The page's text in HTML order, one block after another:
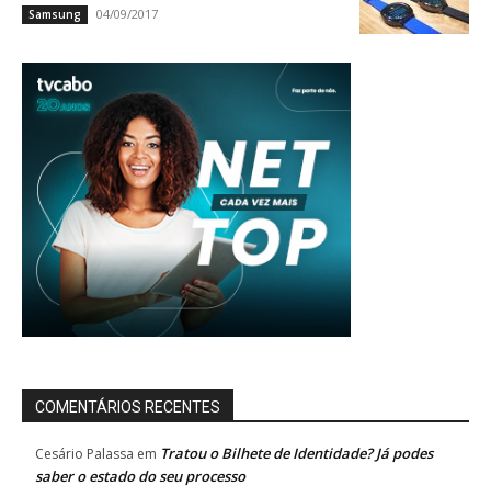
Samsung 04/09/2017
COMENTÁRIOS RECENTES
Cesário Palassa em Tratou o Bilhete de Identidade? Já podes
saber o estado do seu processo